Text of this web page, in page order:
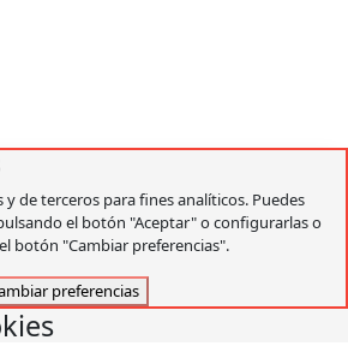
de terceros para fines analíticos. Puedes
el botón "Aceptar" o configurarlas o
botón "Cambiar preferencias".
preferencias